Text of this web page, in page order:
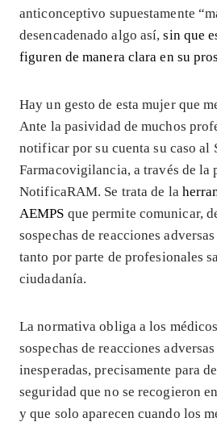
anticonceptivo supuestamente
desencadenado algo así,sin que
figuren de manera clara en su
Hay un gesto de esta mujer que
Ante la pasividad de muchos
notificar por su cuenta su caso al
Farmacovigilancia, a través de la
NotificaRAM. Se trata de la
AEMPS que permite comunicar,
sospechas de reacciones
tanto por parte de profesionales
ciudadanía.
La normativa obliga a los
sospechas de reacciones
inesperadas, precisamente para
seguridad que no se recogieron
y que solo aparecen cuando los